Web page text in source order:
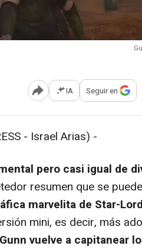
Abrir opciones para compartir
IA Seguir en
- Israel Arias) -
pero casi igual de
resumen que se
marvelita de Star-
mini, es decir, más
vuelve a capitanear